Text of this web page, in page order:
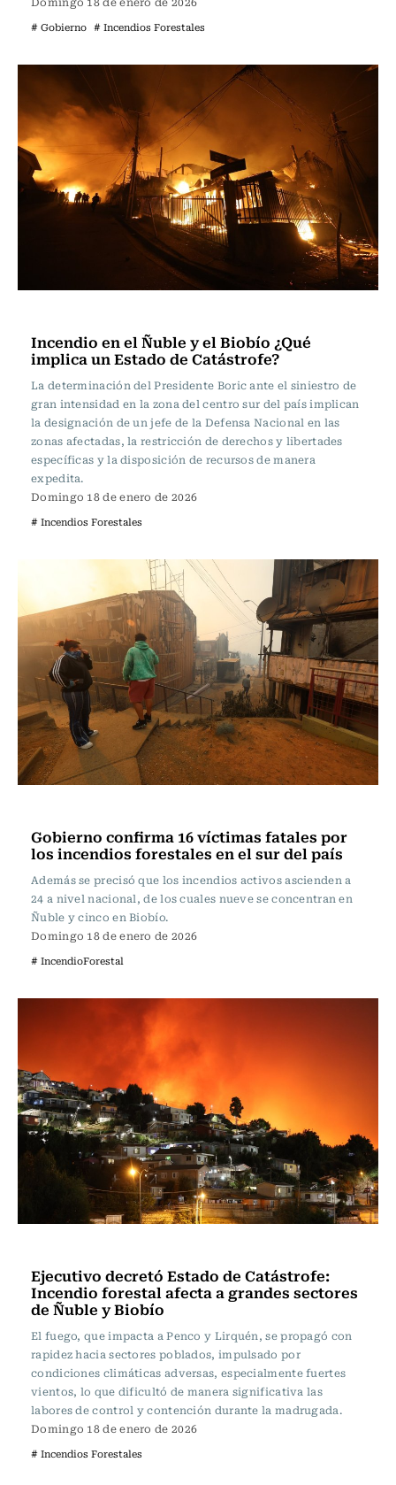
# Gobierno # Incendios Forestales
Incendio en el Ñuble y el Biobío ¿Qué
implica un Estado de Catástrofe?
La determinación del Presidente Boric ante el siniestro de
gran intensidad en la zona del centro sur del país implican
la designación de un jefe de la Defensa Nacional en las
zonas afectadas, la restricción de derechos y libertades
específicas y la disposición de recursos de manera
expedita.
Domingo 18 de enero de 2026
# Incendios Forestales
Gobierno confirma 16 víctimas fatales por
los incendios forestales en el sur del país
Además se precisó que los incendios activos ascienden a
24 a nivel nacional, de los cuales nueve se concentran en
Ñuble y cinco en Biobío.
Domingo 18 de enero de 2026
# IncendioForestal
Ejecutivo decretó Estado de Catástrofe:
Incendio forestal afecta a grandes sectores
de Ñuble y Biobío
El fuego, que impacta a Penco y Lirquén, se propagó con
rapidez hacia sectores poblados, impulsado por
condiciones climáticas adversas, especialmente fuertes
vientos, lo que dificultó de manera significativa las
labores de control y contención durante la madrugada.
Domingo 18 de enero de 2026
# Incendios Forestales